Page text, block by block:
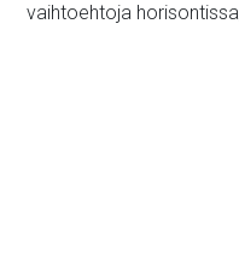
vaihtoehtoja